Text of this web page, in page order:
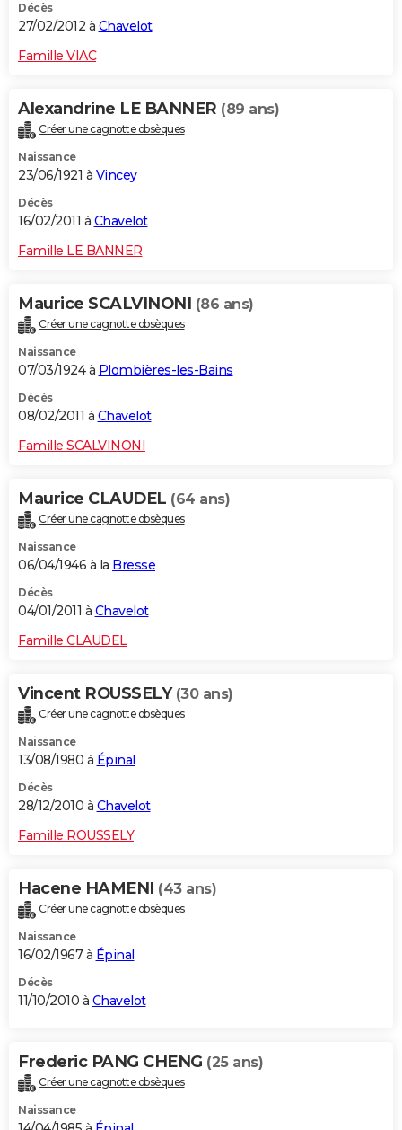
Décès
27/02/2012 à Chavelot
Famille VIAC
Alexandrine LE BANNER (89 ans)
Créer une cagnotte obsèques
Naissance
23/06/1921 à Vincey
Décès
16/02/2011 à Chavelot
Famille LE BANNER
Maurice SCALVINONI (86 ans)
Créer une cagnotte obsèques
Naissance
07/03/1924 à Plombières-les-Bains
Décès
08/02/2011 à Chavelot
Famille SCALVINONI
Maurice CLAUDEL (64 ans)
Créer une cagnotte obsèques
Naissance
06/04/1946 à la Bresse
Décès
04/01/2011 à Chavelot
Famille CLAUDEL
Vincent ROUSSELY (30 ans)
Créer une cagnotte obsèques
Naissance
13/08/1980 à Épinal
Décès
28/12/2010 à Chavelot
Famille ROUSSELY
Hacene HAMENI (43 ans)
Créer une cagnotte obsèques
Naissance
16/02/1967 à Épinal
Décès
11/10/2010 à Chavelot
Frederic PANG CHENG (25 ans)
Créer une cagnotte obsèques
Naissance